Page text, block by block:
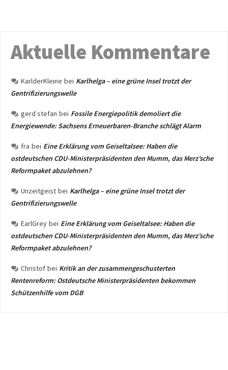
Aktuelle Kommentare
KarlderKleine bei Karlhelga – eine grüne Insel trotzt der
Gentrifizierungswelle
gerd stefan bei Fossile Energiepolitik demoliert die
Energiewende: Sachsens Erneuerbaren-Branche schlägt Alarm
fra bei Eine Erklärung vom Geiseltalsee: Haben die
ostdeutschen CDU-Ministerpräsidenten den Mumm, das Merz’sche
Reformpaket abzulehnen?
Unzeitgeist bei Karlhelga – eine grüne Insel trotzt der
Gentrifizierungswelle
EarlGrey bei Eine Erklärung vom Geiseltalsee: Haben die
ostdeutschen CDU-Ministerpräsidenten den Mumm, das Merz’sche
Reformpaket abzulehnen?
Christof bei Kritik an der zusammengeschusterten
Rentenreform: Ostdeutsche Ministerpräsidenten bekommen
Schützenhilfe vom DGB